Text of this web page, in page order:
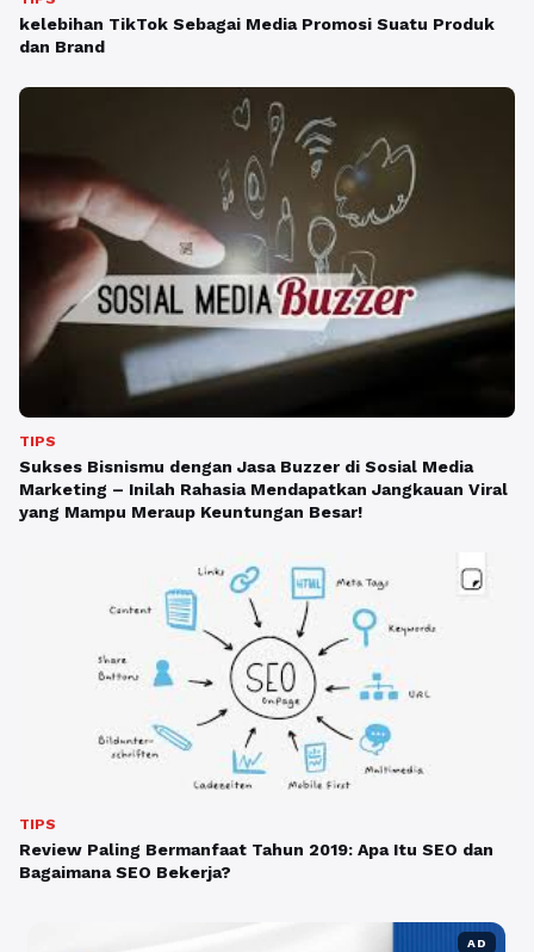
kelebihan TikTok Sebagai Media Promosi Suatu Produk
dan Brand
TIPS
Sukses Bisnismu dengan Jasa Buzzer di Sosial Media
Marketing – Inilah Rahasia Mendapatkan Jangkauan Viral
yang Mampu Meraup Keuntungan Besar!
TIPS
Review Paling Bermanfaat Tahun 2019: Apa Itu SEO dan
Bagaimana SEO Bekerja?
AD